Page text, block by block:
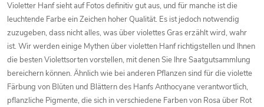
Violetter Hanf sieht auf Fotos definitiv gut aus, und für manche ist die
leuchtende Farbe ein Zeichen hoher Qualität. Es ist jedoch notwendig
zuzugeben, dass nicht alles, was über violettes Gras erzählt wird, wahr
ist. Wir werden einige Mythen über violetten Hanf richtigstellen und Ihnen
die besten Violettsorten vorstellen, mit denen Sie Ihre Saatgutsammlung
bereichern können. Ähnlich wie bei anderen Pflanzen sind für die violette
Färbung von Blüten und Blättern des Hanfs Anthocyane verantwortlich,
pflanzliche Pigmente, die sich in verschiedene Farben von Rosa über Rot